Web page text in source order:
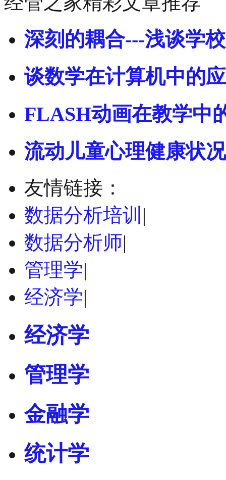
深刻的耦合---浅谈学校
谈数学在计算机中的
FLASH动画在教学中
流动儿童心理健康状
友情链接：
数据分析培训 |
数据分析师|
管理学|
经济学|
经济学
管理学
金融学
统计学